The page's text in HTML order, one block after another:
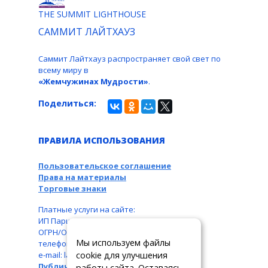
THE SUMMIT LIGHTHOUSE
САММИТ ЛАЙТХАУЗ
Саммит Лайтхауз распространяет свой свет по
всему миру в
«Жемчужинах Мудрости».
Поделиться:
ПРАВИЛА ИСПОЛЬЗОВАНИЯ
Пользовательское соглашение
Права на материалы
Торговые знаки
Платные услуги на сайте:
ИП Паршукова Л. Б., ИНН: 110104831087,
ОГРН/ОГРНИП: 326110000016550,
телефон: +7 963 489-19-05,
e-mail: larbar777@rambler.ru
Мы используем файлы
cookie для улучшения